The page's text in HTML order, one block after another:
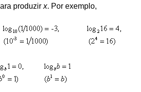
produzirx. Por exemplo,